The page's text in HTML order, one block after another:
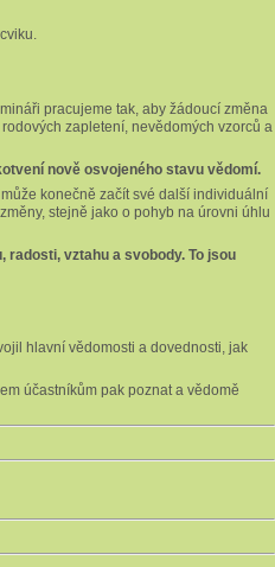
pracujeme tak, aby žádoucí změna
zapletení, nevědomých vzorců a
nově osvojeného stavu vědomí.
konečně začít své další individuální
stejně jako o pohyb na úrovni úhlu
vztahu a svobody. To jsou
hlavní vědomosti a dovednosti, jak
účastníkům pak poznat a vědomě